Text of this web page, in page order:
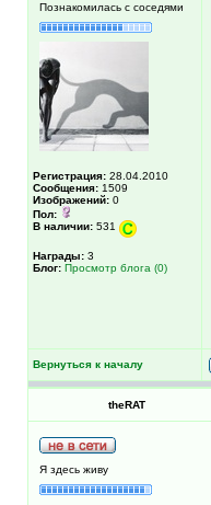
Познакомилась с соседями
Регистрация: 28.04.2010
Сообщения: 1509
Изображений: 0
Пол:
В наличии: 531
Награды: 3
Блог: Просмотр блога (0)
Вернуться к началу
theRAT
Я здесь живу